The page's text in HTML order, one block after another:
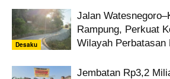
Desaku
Jalan
Rampung, Perkuat
Wilayah Perbatasan
Jembatan Rp3,2